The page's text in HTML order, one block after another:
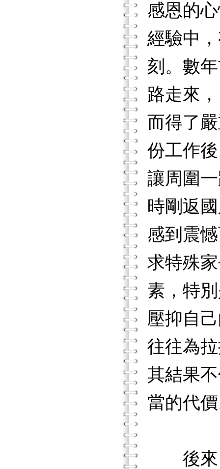
感恩的
經驗中
刻。數
路走來
而得了
份工作
讓周圍
時剛返
感到震
求特殊
素，特
壓抑自
往往為
其結果
當的代
後來，